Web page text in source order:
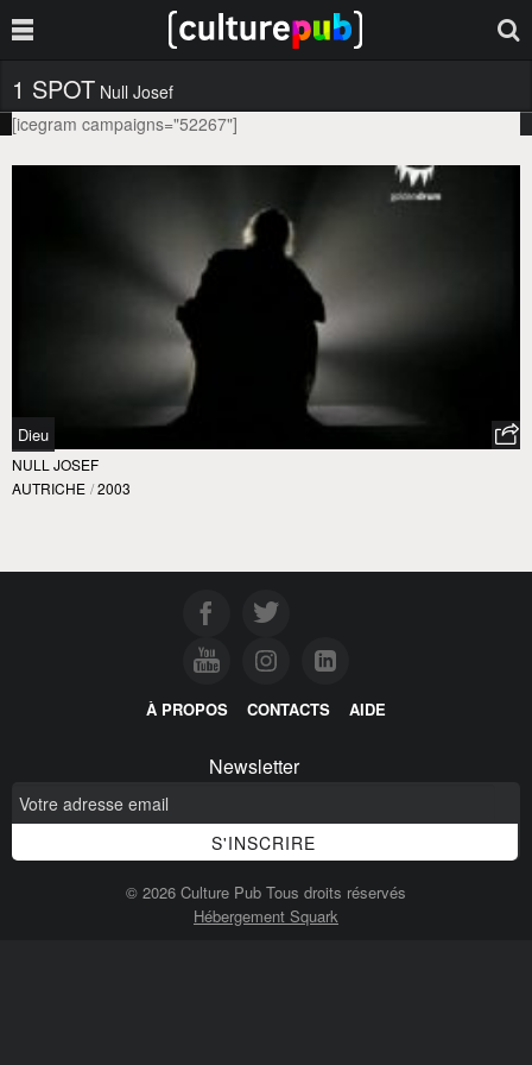
1 SPOT Null Josef
[icegram campaigns="52267"]
Dieu
NULL JOSEF
AUTRICHE / 2003
À PROPOS CONTACTS AIDE
Newsletter
© 2026 Culture Pub Tous droits réservés
Hébergement Squark